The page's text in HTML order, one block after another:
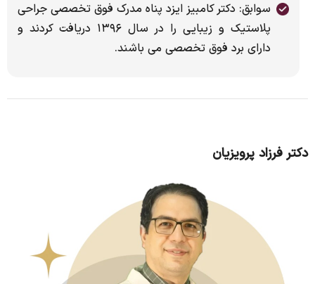
سوابق: دکتر کامبیز ایزد پناه مدرک فوق تخصصی جراحی
پلاستیک و زیبایی را در سال ۱۳۹۶ دریافت کردند و
دارای برد فوق تخصصی می باشند.
دکتر فرزاد پرویزیان